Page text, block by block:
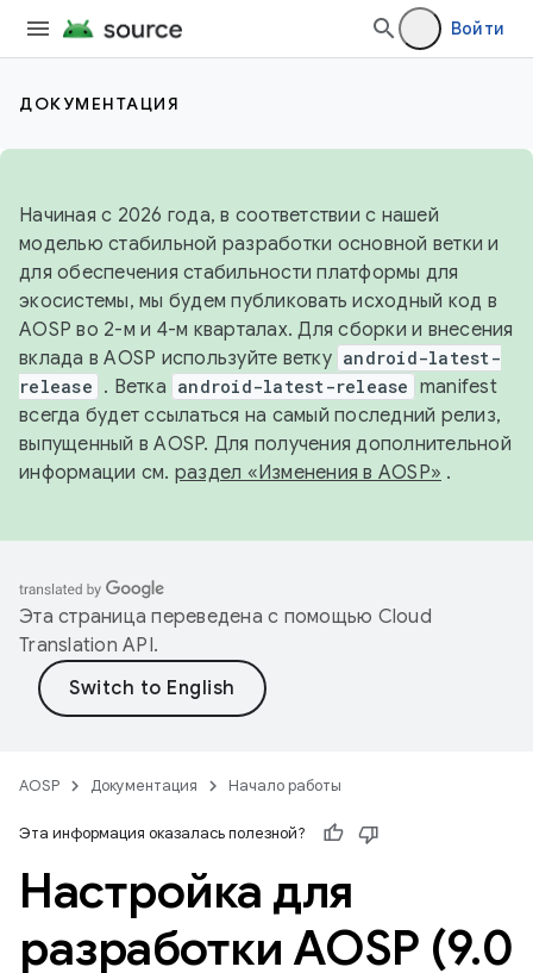
Войти
ДОКУМЕНТАЦИЯ
Начиная с 2026 года, в соответствии с нашей
моделью стабильной разработки основной ветки и
для обеспечения стабильности платформы для
экосистемы, мы будем публиковать исходный код в
AOSP во 2-м и 4-м кварталах. Для сборки и внесения
вклада в AOSP используйте ветку android-latest-
release . Ветка android-latest-release manifest
всегда будет ссылаться на самый последний релиз,
выпущенный в AOSP. Для получения дополнительной
информации см. раздел «Изменения в AOSP» .
Эта страница переведена с помощью Cloud
Translation API.
AOSP Документация Начало работы
Эта информация оказалась полезной?
Настройка для
разработки AOSP (9.0